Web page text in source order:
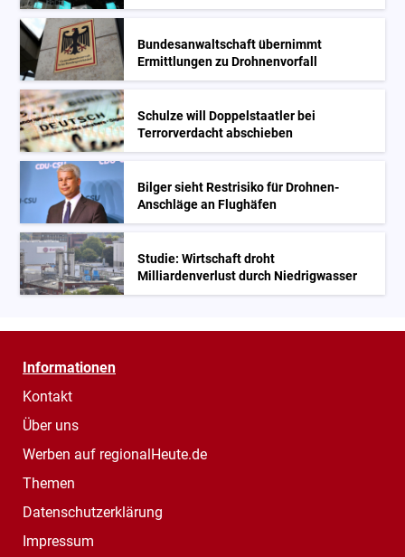
Bundesanwaltschaft übernimmt
Ermittlungen zu Drohnenvorfall
Schulze will Doppelstaatler bei
Terrorverdacht abschieben
Bilger sieht Restrisiko für Drohnen-
Anschläge an Flughäfen
Studie: Wirtschaft droht
Milliardenverlust durch Niedrigwasser
Informationen
Kontakt
Über uns
Werben auf regionalHeute.de
Themen
Datenschutzerklärung
Impressum